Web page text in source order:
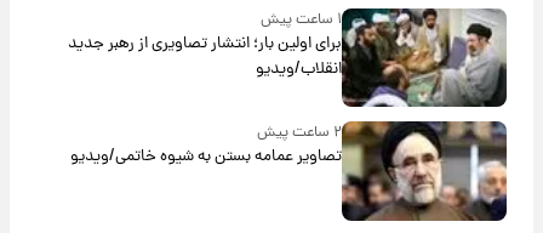
۱ ساعت پیش
برای اولین بار؛ انتشار تصاویری از رهبر جدید
انقلاب/ویدیو
۲ ساعت پیش
تصاویر عمامه بستن به شیوه خاتمی/ویدیو